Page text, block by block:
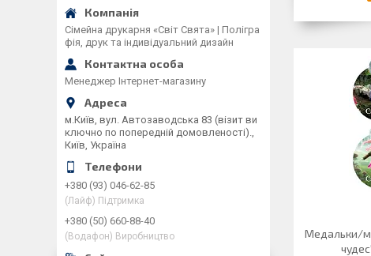
Медальки/
Сімейна друкарня «Світ Свята» | Полігра
фія, друк та індивідуальний дизайн
Менеджер Інтернет-магазину
м.Київ, вул. Автозаводська 83 (візит ви
ключно по попередній домовленості).,
Київ, Україна
+380 (93) 046-62-85
(Лайф) Підтримка
+380 (50) 660-88-40
(Водафон) Виробництво